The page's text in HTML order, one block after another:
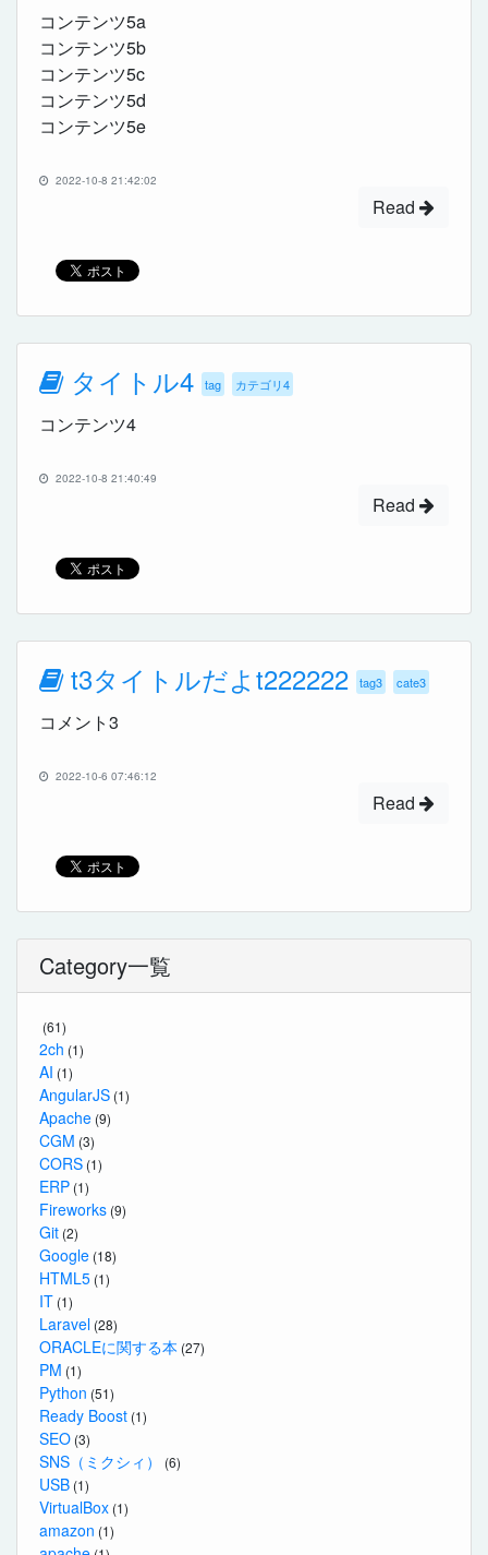
コンテンツ5a
コンテンツ5b
コンテンツ5c
コンテンツ5d
コンテンツ5e
2022-10-8 21:42:02
Read
タイトル4 tag カテゴリ4
コンテンツ4
2022-10-8 21:40:49
Read
t3タイトルだよt222222 tag3 cate3
コメント3
2022-10-6 07:46:12
Read
Category一覧
(61)
2ch (1)
AI (1)
AngularJS (1)
Apache (9)
CGM (3)
CORS (1)
ERP (1)
Fireworks (9)
Git (2)
Google (18)
HTML5 (1)
IT (1)
Laravel (28)
ORACLEに関する本 (27)
PM (1)
Python (51)
Ready Boost (1)
SEO (3)
SNS（ミクシィ） (6)
USB (1)
VirtualBox (1)
amazon (1)